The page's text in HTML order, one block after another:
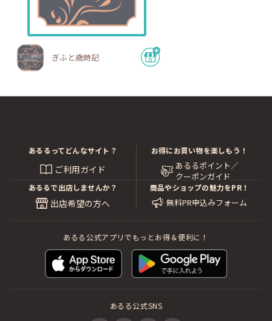
ぎふと歳時記
あるるってどんなサイト？
ご利用ガイド
お得にお買い物を楽しもう！
あるるポイント／
クーポンガイド
あるるで出店しませんか？
出店希望の方へ
商品やショップの魅力をPR！
無料PR申込みフォーム
あるる公式アプリでもっとお得＆便利に！
あるる公式SNS